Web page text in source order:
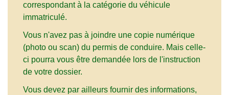
correspondant à la catégorie du véhicule
immatriculé.
Vous n'avez pas à joindre une copie numérique
(photo ou scan) du permis de conduire. Mais celle-
ci pourra vous être demandée lors de l'instruction
de votre dossier.
Vous devez par ailleurs fournir des informations,